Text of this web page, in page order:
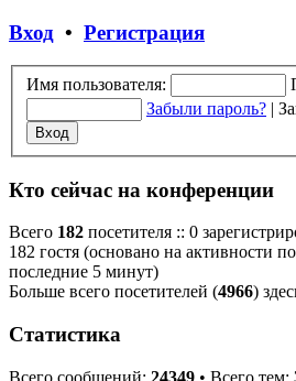
Вход • Регистрация
Имя пользователя:
Забыли пароль? |
Кто сейчас на конференции
Всего 182 посетителя :: 0
182 гостя (основано на активности
последние 5 минут)
Больше всего посетителей (4966)
Статистика
Всего сообщений: 24349 • Всего тем: